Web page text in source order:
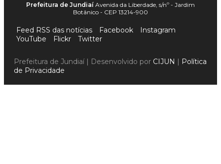
Prefeitura de Jundiaí Avenida da Liberdade, s/nº - Jardim
Botânico - CEP 13214-900
Feed RSS das notícias Facebook
Instagram
YouTube
Flickr Twitter
Prefeitura de Jundiaí | Desenvolvido por CIJUN | Política
de Privacidade